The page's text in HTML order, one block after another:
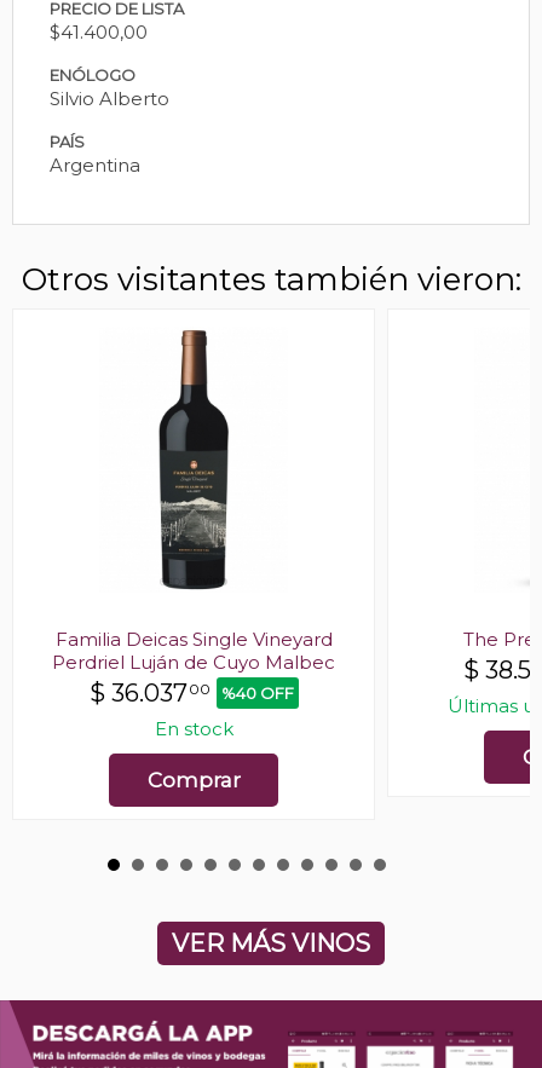
PRECIO DE LISTA
$41.400,00
ENÓLOGO
Silvio Alberto
PAÍS
Argentina
Otros visitantes también vieron:
Familia Deicas Single Vineyard
Perdriel Luján de Cuyo Malbec
$ 36.03700 %40 OFF
En stock
Comprar
The
$
Últimas
VER MÁS VINOS